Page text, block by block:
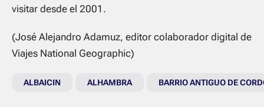
visitar desde el 2001.
(José Alejandro Adamuz, editor colaborador digital de
Viajes National Geographic)
ALBAICIN ALHAMBRA BARRIO ANTIGUO DE